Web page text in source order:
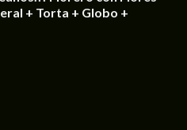
+ Torta + Globo +